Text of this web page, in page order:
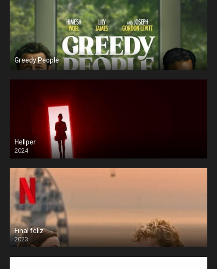
Greedy People
Hellper
2024
Final feliz
2023